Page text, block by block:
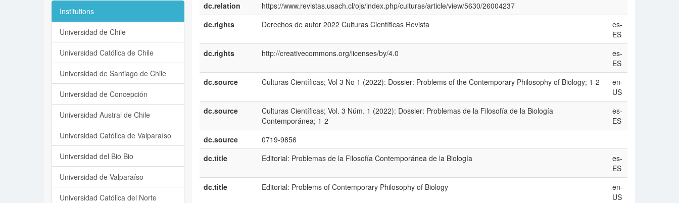
dc.relation
https://www.revistas.usach.cl/ojs/index.php/culturas/article/view/5630/26004237
dc.rights
Derechos de autor 2022 Culturas Científicas Revista
es-
ES
dc.rights
http://creativecommons.org/licenses/by/4.0
es-
ES
dc.source
Culturas Científicas; Vol 3 No 1 (2022): Dossier: Problems of the Contemporary Philosophy of Biology; 1-2
en-
US
dc.source
Culturas Científicas; Vol. 3 Núm. 1 (2022): Dossier: Problemas de la Filosofía de la Biología
Contemporánea; 1-2
es-
ES
dc.source
0719-9856
dc.title
Editorial: Problemas de la Filosofía Contemporánea de la Biología
es-
ES
dc.title
Editorial: Problems of Contemporary Philosophy of Biology
en-
US
Institutions
Universidad de Chile
Universidad Católica de Chile
Universidad de Santiago de Chile
Universidad de Concepción
Universidad Austral de Chile
Universidad Católica de Valparaíso
Universidad del Bio Bio
Universidad de Valparaíso
Universidad Católica del Norte